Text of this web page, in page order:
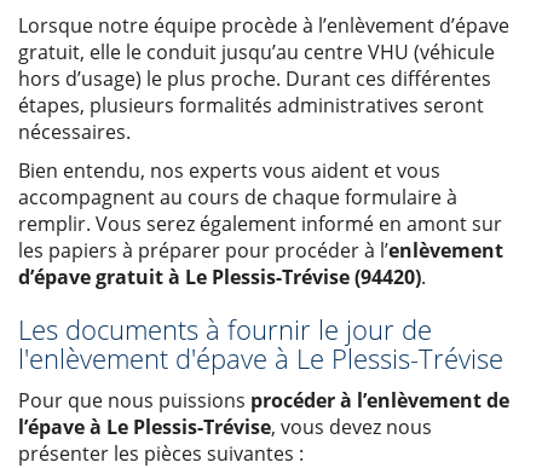
Lorsque notre équipe procède à l’enlèvement d’épave
gratuit, elle le conduit jusqu’au centre VHU (véhicule
hors d’usage) le plus proche. Durant ces différentes
étapes, plusieurs formalités administratives seront
nécessaires.
Bien entendu, nos experts vous aident et vous
accompagnent au cours de chaque formulaire à
remplir. Vous serez également informé en amont sur
les papiers à préparer pour procéder à l’enlèvement
d’épave gratuit à Le Plessis-Trévise (94420).
Les documents à fournir le jour de
l'enlèvement d'épave à Le Plessis-Trévise
Pour que nous puissions procéder à l’enlèvement de
l’épave à Le Plessis-Trévise, vous devez nous
présenter les pièces suivantes :